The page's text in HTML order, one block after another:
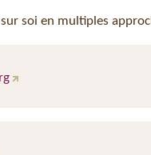
soi en multiples